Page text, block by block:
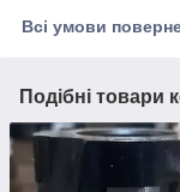
Всі умови
Подібні товари